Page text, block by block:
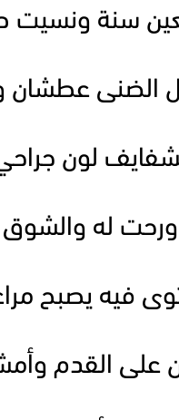
سنة ونسيت
الضنى عطشان
لون
له والشوق
فيه يصبح
على القدم